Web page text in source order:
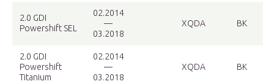
2.0 GDI
Powershift SEL
02.2014
—
03.2018
XQDA BK
2.0 GDI
Powershift
Titanium
02.2014
—
03.2018
XQDA BK